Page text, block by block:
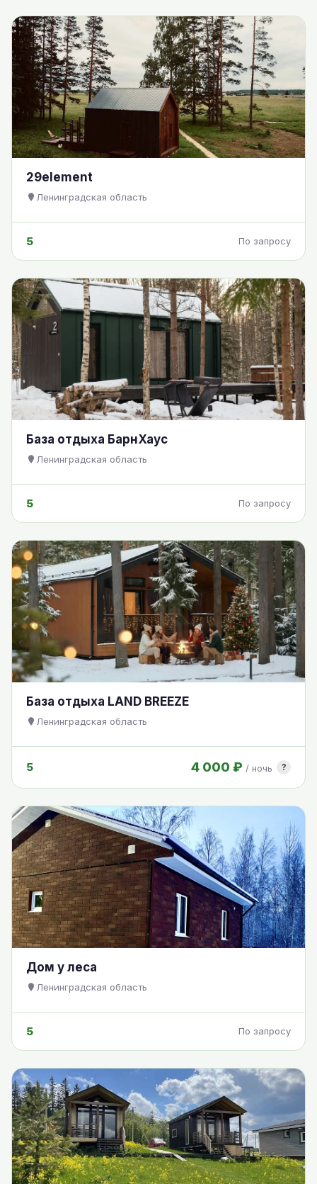
29element
Ленинградская область
5 По запросу
База отдыха БарнХаус
Ленинградская область
5 По запросу
База отдыха LAND BREEZE
Ленинградская область
5 4 000 ₽ / ночь ?
Дом у леса
Ленинградская область
5 По запросу